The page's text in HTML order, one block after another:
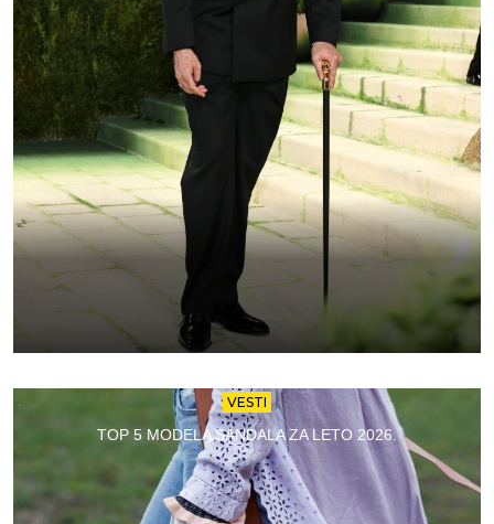
VESTI
TOP 5 MODELA SANDALA ZA LETO 2026.